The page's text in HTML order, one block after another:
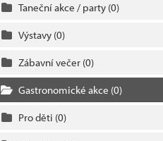
Taneční akce / party (0)
Výstavy (0)
Zábavní večer (0)
Gastronomické akce (0)
Pro děti (0)